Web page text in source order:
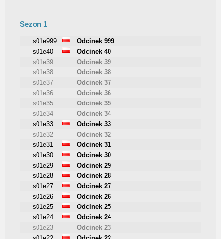
Sezon 1
s01e999
Odcinek 999
s01e40
Odcinek 40
s01e39
Odcinek 39
s01e38
Odcinek 38
s01e37
Odcinek 37
s01e36
Odcinek 36
s01e35
Odcinek 35
s01e34
Odcinek 34
s01e33
Odcinek 33
s01e32
Odcinek 32
s01e31
Odcinek 31
s01e30
Odcinek 30
s01e29
Odcinek 29
s01e28
Odcinek 28
s01e27
Odcinek 27
s01e26
Odcinek 26
s01e25
Odcinek 25
s01e24
Odcinek 24
s01e23
Odcinek 23